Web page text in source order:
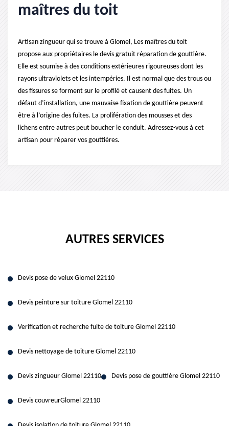
maîtres du toit
Artisan zingueur qui se trouve à Glomel, Les maîtres du toit
propose aux propriétaires le devis gratuit réparation de gouttière.
Elle est soumise à des conditions extérieures rigoureuses dont les
rayons ultraviolets et les intempéries. Il est normal que des trous ou
des fissures se forment sur le profilé et causent des fuites. Un
défaut d’installation, une mauvaise fixation de gouttière peuvent
être à l’origine des fuites. La prolifération des mousses et des
lichens entre autres peut boucher le conduit. Adressez-vous à cet
artisan pour réparer vos gouttières.
AUTRES SERVICES
Devis pose de velux Glomel 22110
Devis peinture sur toiture Glomel 22110
Verification et recherche fuite de toiture Glomel 22110
Devis nettoyage de toiture Glomel 22110
Devis zingueur Glomel 22110 Devis pose de gouttière Glomel 22110
Devis couvreurGlomel 22110